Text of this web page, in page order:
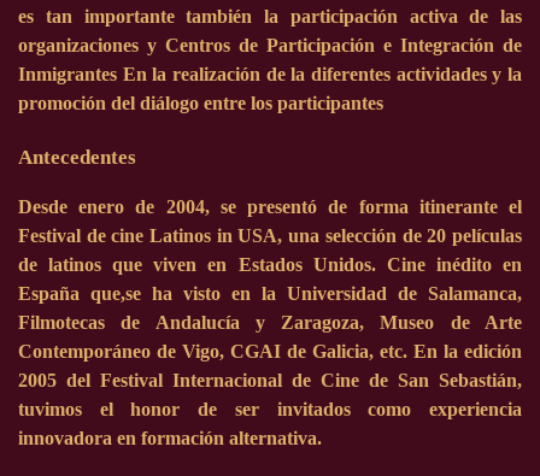
es tan importante también la participación activa de las
organizaciones y Centros de Participación e Integración de
Inmigrantes En la realización de la diferentes actividades y la
promoción del diálogo entre los participantes
Antecedentes
Desde enero de 2004, se presentó de forma itinerante el
Festival de cine Latinos in USA, una selección de 20 películas
de latinos que viven en Estados Unidos. Cine inédito en
España que,se ha visto en la Universidad de Salamanca,
Filmotecas de Andalucía y Zaragoza, Museo de Arte
Contemporáneo de Vigo, CGAI de Galicia, etc. En la edición
2005 del Festival Internacional de Cine de San Sebastián,
tuvimos el honor de ser invitados como experiencia
innovadora en formación alternativa.